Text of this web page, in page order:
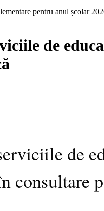
pentru anul școlar
de
de
consultare